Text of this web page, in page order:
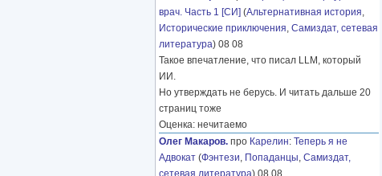
врач. Часть 1 [СИ] (Альтернативная история,
Исторические приключения, Самиздат, сетевая
литература) 08 08
Такое впечатление, что писал LLM, который
ИИ.
Но утверждать не берусь. И читать дальше 20
страниц тоже
Оценка: нечитаемо
Олег Макаров. про Карелин: Теперь я не
Адвокат (Фэнтези, Попаданцы, Самиздат,